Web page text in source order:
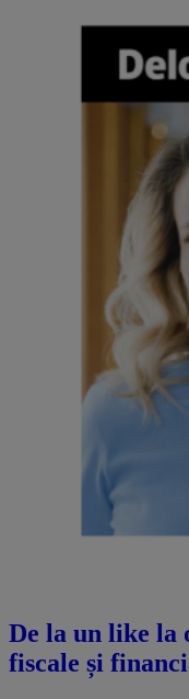
De la un like
fiscale și